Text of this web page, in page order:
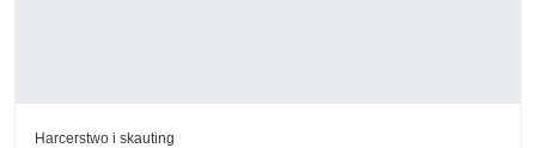
Harcerstwo i skauting